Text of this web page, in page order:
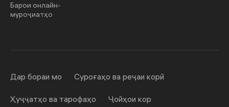
Барои онлайн-
муроҷиатҳо
Дар бораи мо Суроғаҳо ва реҷаи корӣ
Ҳуҷҷатҳо ва тарофаҳо Ҷойҳои кор